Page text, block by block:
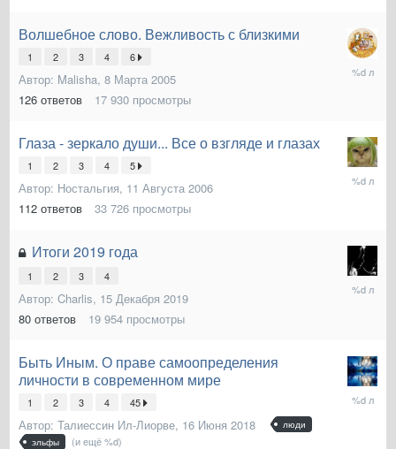
Волшебное слово. Вежливость с близкими
1 2 3 4 6
Автор: Malisha, 8 Марта 2005
126 ответов 17 930 просмотры
29
Июля
Глаза - зеркало души... Все о взгляде и глазах
1 2 3 4 5
Автор: Ностальгия, 11 Августа 2006
112 ответов 33 726 просмотры
Апреля
Итоги 2019 года
1 2 3 4
Автор: Charlis, 15 Декабря 2019
80 ответов 19 954 просмотры
17
Января
Быть Иным. О праве самоопределения
личности в современном мире
1 2 3 4 45
Автор: Талиессин Ил-Лиорве, 16 Июня 2018
люди
эльфы
(и ещё %d)
25
Октября